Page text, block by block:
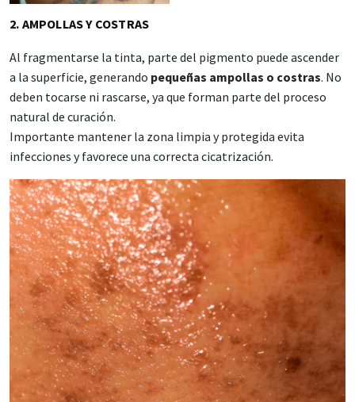
2. AMPOLLAS Y COSTRAS
Al fragmentarse la tinta, parte del pigmento puede ascender
a la superficie, generando pequeñas ampollas o costras. No
deben tocarse ni rascarse, ya que forman parte del proceso
natural de curación.
Importante mantener la zona limpia y protegida evita
infecciones y favorece una correcta cicatrización.